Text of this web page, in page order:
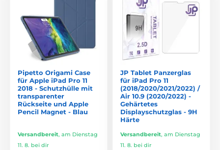
Pipetto Origami Case
für Apple iPad Pro 11
2018 - Schutzhülle mit
transparenter
Rückseite und Apple
Pencil Magnet - Blau
Versandbereit, am Dienstag
11. 8. bei dir
JP Tablet Panzerglas
für iPad Pro 11
(2018/2020/2021/2022) /
Air 10.9 (2020/2022) -
Gehärtetes
Displayschutzglas - 9H
Härte
Versandbereit, am Dienstag
11. 8. bei dir